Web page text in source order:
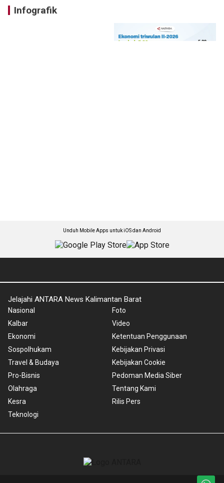
Infografik
Unduh Mobile Apps untuk iOS dan Android
Jelajahi ANTARA News Kalimantan Barat
Nasional
Kalbar
Ekonomi
Sospolhukam
Travel & Budaya
Pro-Bisnis
Olahraga
Kesra
Teknologi
Foto
Video
Ketentuan Penggunaan
Kebijakan Privasi
Kebijakan Cookie
Pedoman Media Siber
Tentang Kami
Rilis Pers